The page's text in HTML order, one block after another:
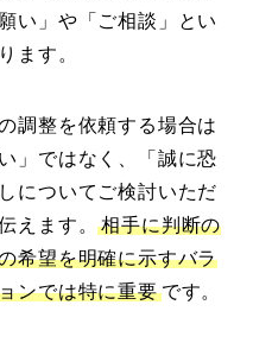
い」や「ご相談」とい
ます。
調整を依頼する場合は
」ではなく、「誠に恐
についてご検討いただ
えます。相手に判断の
希望を明確に示すバラ
ンでは特に重要です。